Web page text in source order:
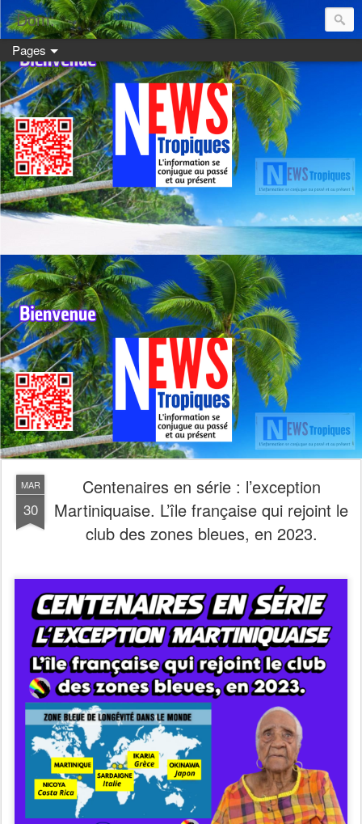
Dom:
Pages
MAR
30
Centenaires en série : l’exception
Martiniquaise. L’île française qui rejoint le
club des zones bleues, en 2023.